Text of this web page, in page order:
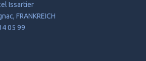
Issartier
FRANKREICH
05 99